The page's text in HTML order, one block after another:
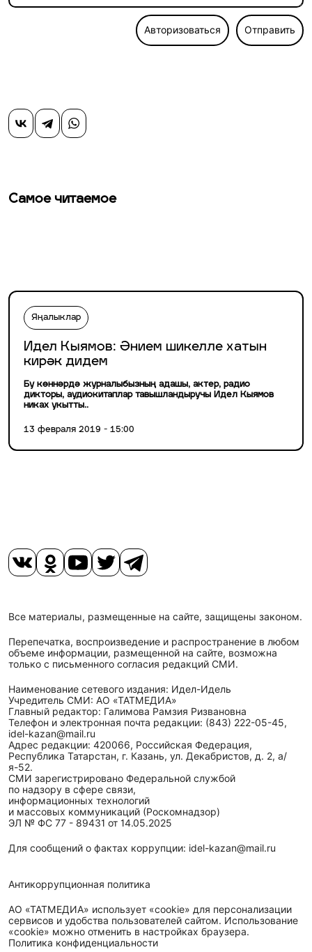
Авторизоваться Отправить
Самое читаемое
Яңалыклар
Идел Кыямов: Әнием шикелле хатын
кирәк дидем
Бу көннәрдә журналыбызның адашы, актер, радио
дикторы, аудиокитаплар тавышландыручы Идел Кыямов
никах укытты..
13 февраля 2019 - 15:00
Все материалы, размещенные на сайте, защищены законом.
Перепечатка, воспроизведение и распространение в любом
объеме информации, размещенной на сайте, возможна
только с письменного согласия редакций СМИ.
Наименование сетевого издания: Идел-Идель
Учредитель СМИ: АО «ТАТМЕДИА»
Главный редактор: Галимова Рамзия Ризвановна
Телефон и электронная почта редакции: (843) 222-05-45,
idel-kazan@mail.ru
Адрес редакции: 420066, Российская Федерация,
Республика Татарстан, г. Казань, ул. Декабристов, д. 2, а/
я-52.
СМИ зарегистрировано Федеральной службой
по надзору в сфере связи,
информационных технологий
и массовых коммуникаций (Роскомнадзор)
ЭЛ № ФС 77 - 89431 от 14.05.2025
Для сообщений о фактах коррупции: idel-kazan@mail.ru
Антикоррупционная политика
АО «ТАТМЕДИА» использует «cookie» для персонализации
сервисов и удобства пользователей сайтом. Использование
«cookie» можно отменить в настройках браузера.
Политика конфиденциальности